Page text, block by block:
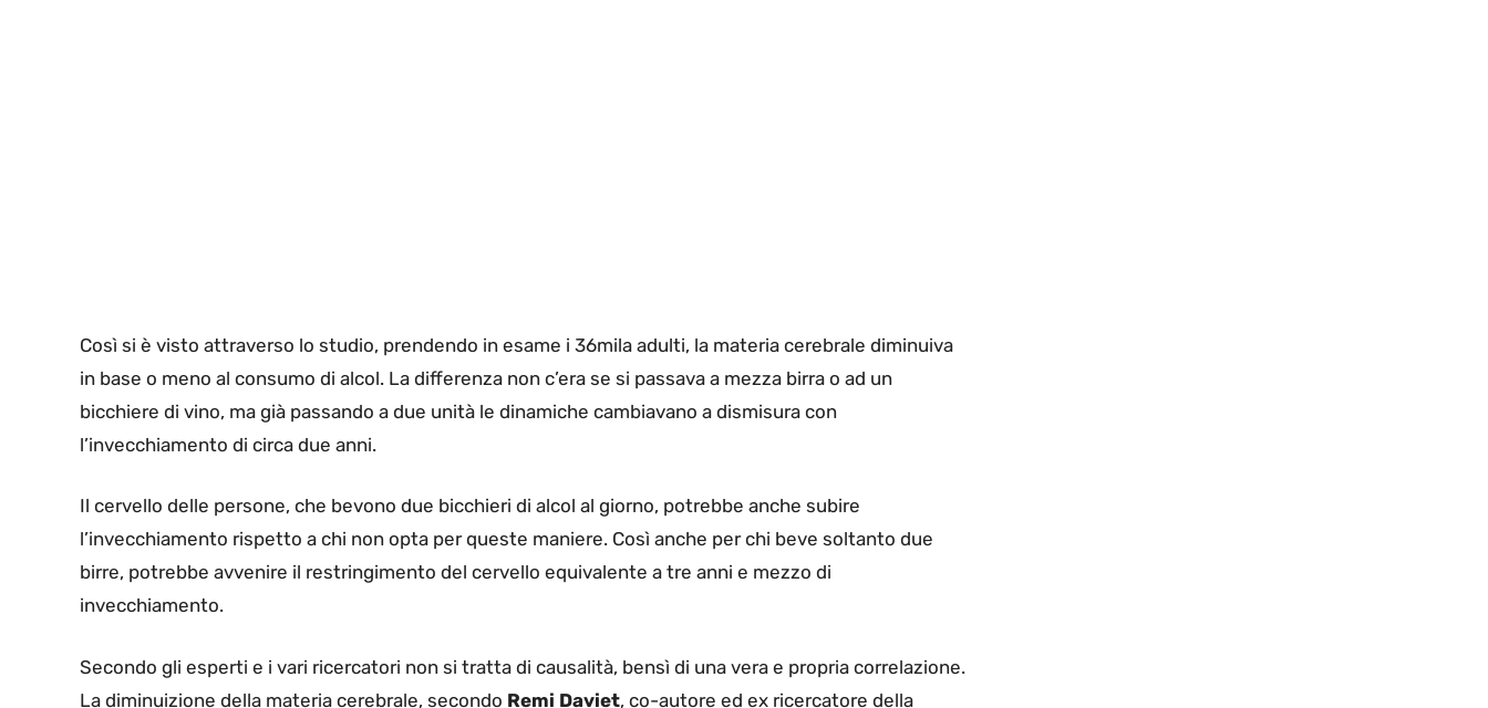
Così si è visto attraverso lo studio, prendendo in esame i 36mila adulti, la materia cerebrale diminuiva
in base o meno al consumo di alcol. La differenza non c’era se si passava a mezza birra o ad un
bicchiere di vino, ma già passando a due unità le dinamiche cambiavano a dismisura con
l’invecchiamento di circa due anni.
Il cervello delle persone, che bevono due bicchieri di alcol al giorno, potrebbe anche subire
l’invecchiamento rispetto a chi non opta per queste maniere. Così anche per chi beve soltanto due
birre, potrebbe avvenire il restringimento del cervello equivalente a tre anni e mezzo di
invecchiamento.
Secondo gli esperti e i vari ricercatori non si tratta di causalità, bensì di una vera e propria correlazione.
La diminuizione della materia cerebrale, secondo Remi Daviet, co-autore ed ex ricercatore della